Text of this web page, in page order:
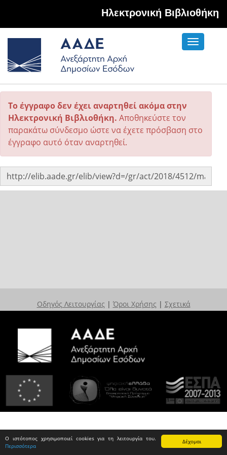
Δέχομαι
Ο ιστότοπος χρησιμοποιεί cookies για τη λειτουργία του.
Περισσότερα
Hλεκτρονική Βιβλιοθήκη
Toggle
Το έγγραφο δεν έχει αναρτηθεί ακόμα στην
Ηλεκτρονική Βιβλιοθήκη. Αποθηκεύστε τον
παρακάτω σύνδεσμο ώστε να έχετε πρόσβαση στο
έγγραφο αυτό όταν αναρτηθεί.
Οδηγός Λειτουργίας | Όροι Χρήσης | Σχετικά